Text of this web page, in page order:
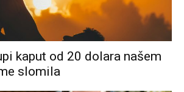
kaput od 20 dolara našem
slomila